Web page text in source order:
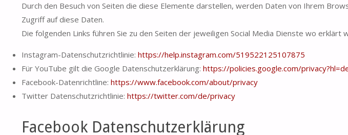
Durch den Besuch von Seiten die diese Elemente darstellen, werden Daten von Ihrem
Zugriff auf diese Daten.
Die folgenden Links führen Sie zu den Seiten der jeweiligen Social Media Dienste wo erklärt
Instagram-Datenschutzrichtlinie: https://help.instagram.com/519522125107875
Für YouTube gilt die Google Datenschutzerklärung: https://policies.google.com/
Facebook-Datenrichtline: https://www.facebook.com/about/privacy
Twitter Datenschutzrichtlinie: https://twitter.com/de/privacy
Facebook Datenschutzerklärung